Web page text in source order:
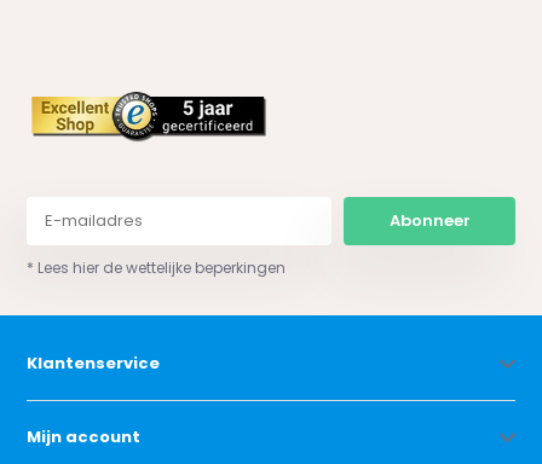
Abonneer
* Lees hier de wettelijke beperkingen
Klantenservice
Mijn account